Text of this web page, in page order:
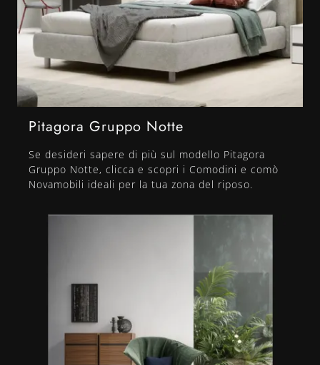
Pitagora Gruppo Notte
Se desideri sapere di più sul modello Pitagora
Gruppo Notte, clicca e scopri i Comodini e comò
Novamobili ideali per la tua zona del riposo.